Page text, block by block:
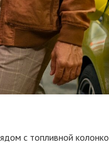
с топливной